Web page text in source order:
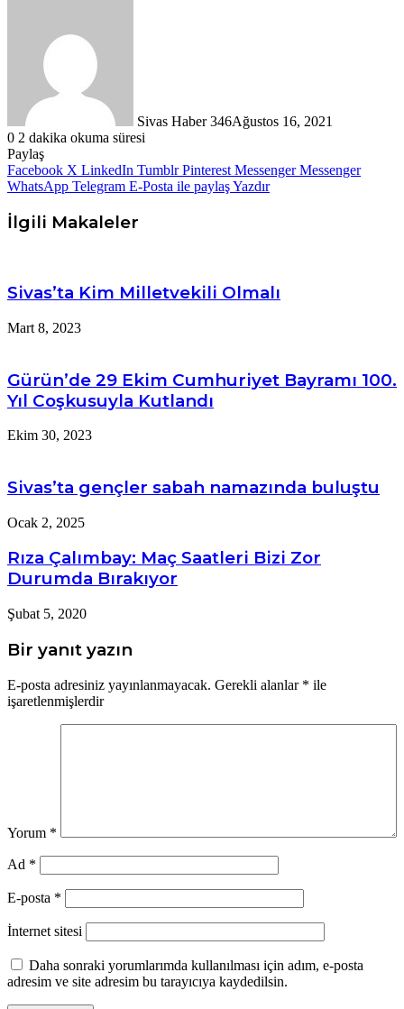
Sivas Haber 346Ağustos 16, 2021
0 2 dakika okuma süresi
Paylaş
Facebook X LinkedIn Tumblr Pinterest Messenger Messenger
WhatsApp Telegram E-Posta ile paylaşYazdır
İlgili Makaleler
Sivas’ta Kim Milletvekili Olmalı
Mart 8, 2023
Gürün’de 29 Ekim Cumhuriyet Bayramı 100.
Yıl Coşkusuyla Kutlandı
Ekim 30, 2023
Sivas’ta gençler sabah namazında buluştu
Ocak 2, 2025
Rıza Çalımbay: Maç Saatleri Bizi Zor
Durumda Bırakıyor
Şubat 5, 2020
Bir yanıt yazın
E-posta adresiniz yayınlanmayacak. Gerekli alanlar * ile
işaretlenmişlerdir
Yorum *
Ad *
E-posta *
İnternet sitesi
Daha sonraki yorumlarımda kullanılması için adım, e-posta
adresim ve site adresim bu tarayıcıya kaydedilsin.